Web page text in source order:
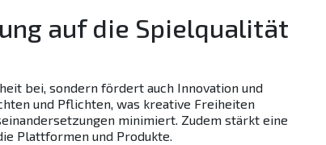
auf die Spielqualität
bei, sondern fördert auch Innovation und
und Pflichten, was kreative Freiheiten
minimiert. Zudem stärkt eine
Plattformen und Produkte.